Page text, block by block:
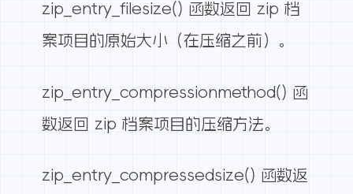
zip_entry_filesize() 函数返回 zip 档
案项目的原始大小（在压缩之前）。
zip_entry_compressionmethod() 函
数返回 zip 档案项目的压缩方法。
zip_entry_compressedsize() 函数返